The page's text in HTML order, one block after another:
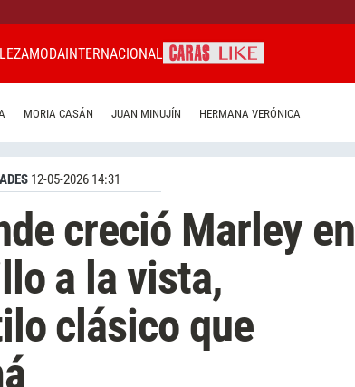
MODAINTERNACIONAL
MORIA CASÁN JUAN MINUJÍN HERMANA VERÓNICA
12-05-2026 14:31
creció Marley en
a la vista,
clásico que